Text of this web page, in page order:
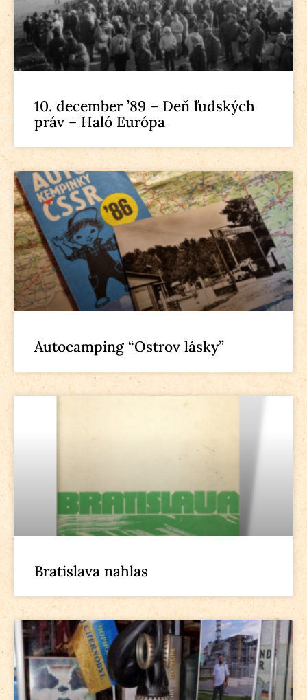
10. december ’89 – Deň ľudských
práv – Haló Európa
Autocamping “Ostrov lásky”
Bratislava nahlas